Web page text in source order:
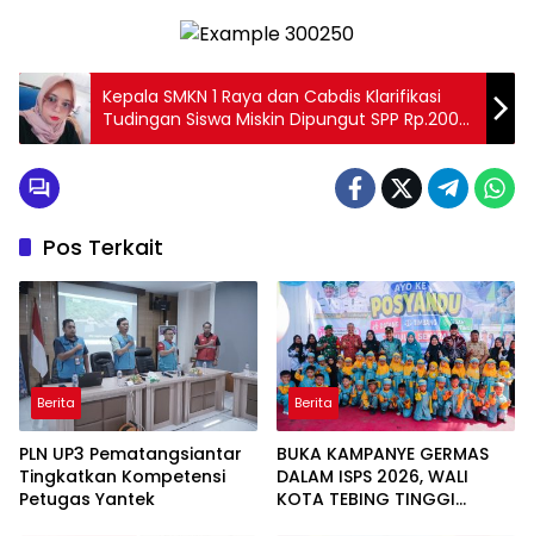
Kepala SMKN 1 Raya dan Cabdis Klarifikasi
Tudingan Siswa Miskin Dipungut SPP Rp.200
Ribu per Tahun
Pos Terkait
Berita
PLN UP3 Pematangsiantar
Tingkatkan Kompetensi
Petugas Yantek
Berita
BUKA KAMPANYE GERMAS
DALAM ISPS 2026, WALI
KOTA TEBING TINGGI